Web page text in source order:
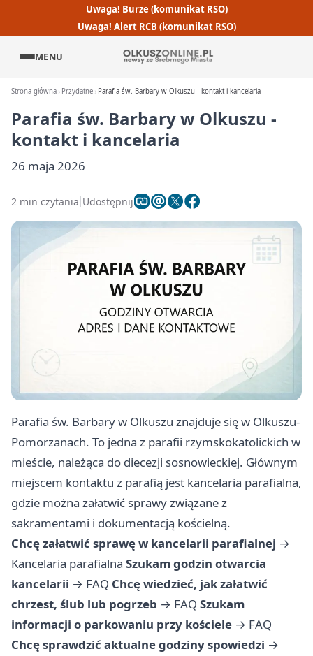
Uwaga! Burze (komunikat RSO)
Uwaga! Alert RCB (komunikat RSO)
MENU
Strona główna Przydatne Parafia św. Barbary w Olkuszu - kontakt i kancelaria
Parafia św. Barbary w Olkuszu -
kontakt i kancelaria
26 maja 2026
2 min czytania Udostępnij
Parafia św. Barbary w Olkuszu znajduje się w Olkuszu-
Pomorzanach. To jedna z parafii rzymskokatolickich w
mieście, należąca do diecezji sosnowieckiej. Głównym
miejscem kontaktu z parafią jest kancelaria parafialna,
gdzie można załatwić sprawy związane z
sakramentami i dokumentacją kościelną.
Chcę załatwić sprawę w kancelarii parafialnej →
Kancelaria parafialna Szukam godzin otwarcia
kancelarii → FAQ Chcę wiedzieć, jak załatwić
chrzest, ślub lub pogrzeb → FAQ Szukam
informacji o parkowaniu przy kościele → FAQ
Chcę sprawdzić aktualne godziny spowiedzi →